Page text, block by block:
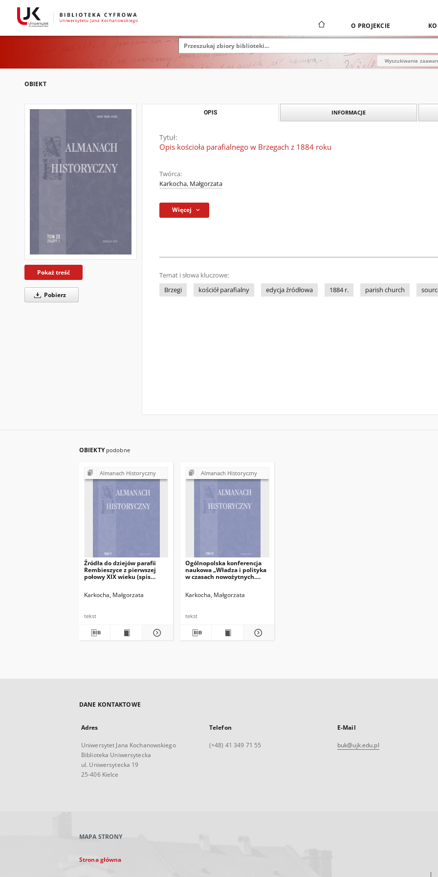
O PROJEKCIE
Wyszukiwanie
OBIEKT
Pokaż treść
Pobierz
OPIS INFORMACJE
Tytuł:
Opis kościoła parafialnego w Brzegach z 1884 roku
Twórca:
Karkocha, Małgorzata
Więcej
Temat i słowa kluczowe:
Brzegi
kościół parafialny edycja źródłowa 1884 r. parish church
OBIEKTY podobne
Almanach Historyczny
Źródła do dziejów parafii
Rembieszyce z pierwszej
połowy XIX wieku (spis
Karkocha, Małgorzata
tekst
Almanach Historyczny
Ogólnopolska konferencja
naukowa „Władza i polityka
w czasach nowożytnych.
października 2019 roku
Karkocha, Małgorzata
tekst
DANE KONTAKTOWE
Adres
Uniwersytet Jana Kochanowskiego
Biblioteka Uniwersytecka
ul. Uniwersytecka 19
25-406 Kielce
Telefon
(+48) 41 349 71 55
E-Mail
buk@ujk.edu.pl
MAPA STRONY
Strona główna